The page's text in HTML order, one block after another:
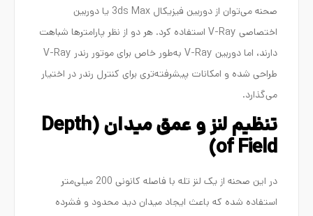
صحنه می‌توان از دوربین فیزیکال 3ds Max یا دوربین
اختصاصی V-Ray استفاده کرد. هر دو از نظر پارامترها شباهت
دارند، اما دوربین V-Ray به‌طور خاص برای موتور رندر V-Ray
طراحی شده و امکانات پیشرفته‌تری برای کنترل رندر در اختیار
می‌گذارد.
تنظیم لنز و عمق میدان (Depth
of Field)
در این صحنه از یک لنز تله با فاصله کانونی 200 میلی‌متر
استفاده شده که باعث ایجاد میدان دید محدود و فشرده